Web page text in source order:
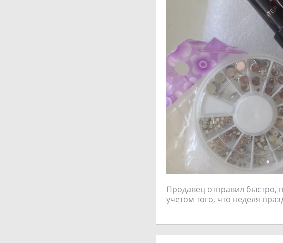
Продавец отправил быстро,
учетом того, что неделя